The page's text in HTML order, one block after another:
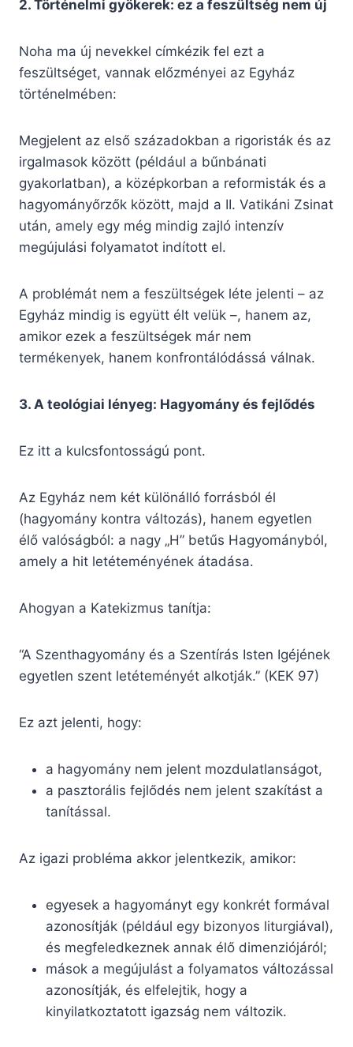
2. Történelmi gyökerek: ez a feszültség nem új
Noha ma új nevekkel címkézik fel ezt a
feszültséget, vannak előzményei az Egyház
történelmében:
Megjelent az első századokban a rigoristák és az
irgalmasok között (például a bűnbánati
gyakorlatban), a középkorban a reformisták és a
hagyományőrzők között, majd a II. Vatikáni Zsinat
után, amely egy még mindig zajló intenzív
megújulási folyamatot indított el.
A problémát nem a feszültségek léte jelenti – az
Egyház mindig is együtt élt velük –, hanem az,
amikor ezek a feszültségek már nem
termékenyek, hanem konfrontálódássá válnak.
3. A teológiai lényeg: Hagyomány és fejlődés
Ez itt a kulcsfontosságú pont.
Az Egyház nem két különálló forrásból él
(hagyomány kontra változás), hanem egyetlen
élő valóságból: a nagy „H” betűs Hagyományból,
amely a hit letéteményének átadása.
Ahogyan a Katekizmus tanítja:
“A Szenthagyomány és a Szentírás Isten Igéjének
egyetlen szent letéteményét alkotják.” (KEK 97)
Ez azt jelenti, hogy:
a hagyomány nem jelent mozdulatlanságot,
a pasztorális fejlődés nem jelent szakítást a
tanítással.
Az igazi probléma akkor jelentkezik, amikor:
egyesek a hagyományt egy konkrét formával
azonosítják (például egy bizonyos liturgiával),
és megfeledkeznek annak élő dimenziójáról;
mások a megújulást a folyamatos változással
azonosítják, és elfelejtik, hogy a
kinyilatkoztatott igazság nem változik.